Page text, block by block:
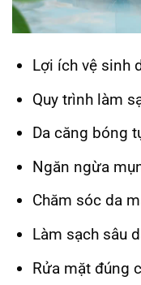
Lợi ích vệ sinh
Quy trình làm
Da căng bóng
Ngăn ngừa
Chăm sóc da
Làm sạch sâu
Rửa mặt đúng